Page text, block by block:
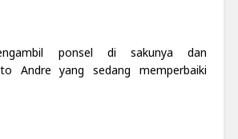
ponsel di sakunya dan
Andre yang sedang memperbaiki